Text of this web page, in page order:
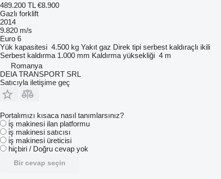
489.200 TL €8.900
Gazlı forklift
2014
9.820 m/s
Euro 6
Yük kapasitesi 4.500 kg Yakıt gaz Direk tipi serbest kaldıraçlı ikili
Serbest kaldırma 1.000 mm Kaldırma yüksekliği 4 m
Romanya
DEIA TRANSPORT SRL
Satıcıyla iletişime geç
Portalımızı kısaca nasıl tanımlarsınız?
i̇ş makinesi ilan platformu
i̇ş makinesi satıcısı
i̇ş makinesi üreticisi
hiçbiri / Doğru cevap yok
Bir cevap seçin